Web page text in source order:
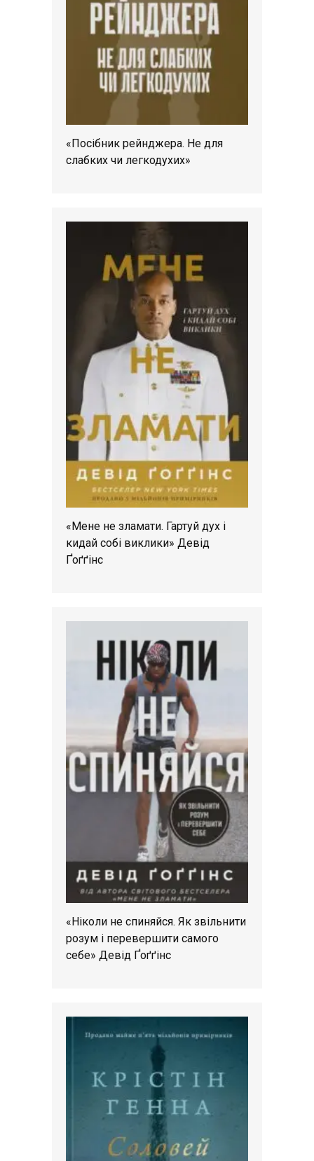
«Посібник рейнджера. Не для
слабких чи легкодухих»
«Мене не зламати. Гартуй дух і
кидай собі виклики» Девід
Ґоґґінс
«Ніколи не спиняйся. Як звільнити
розум і перевершити самого
себе» Девід Ґоґґінс